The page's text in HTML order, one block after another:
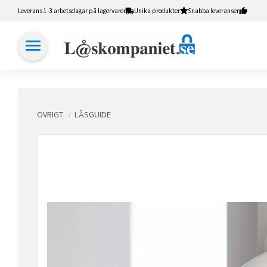
Leverans 1-3 arbetsdagar på lagervaror Unika produkter Snabba leveranser
ÖVRIGT LÅSGUIDE